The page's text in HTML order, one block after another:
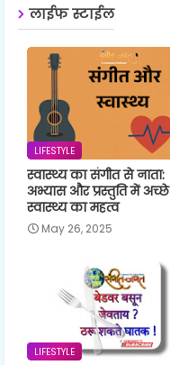
लाईफ स्टाईल
LIFESTYLE
स्वास्थ्य का संगीत से नाता:
अभ्यास और प्रस्तुति में अच्छे
स्वास्थ्य का महत्व
May 26, 2025
LIFESTYLE